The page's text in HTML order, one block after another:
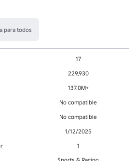
para todos
17
229,930
137.0M+
No compatible
No compatible
1/12/2025
1
Sports & Racing